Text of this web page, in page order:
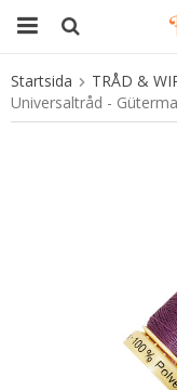
Startsida TRÅD &
Universaltråd -